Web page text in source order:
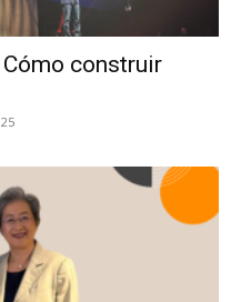
construir